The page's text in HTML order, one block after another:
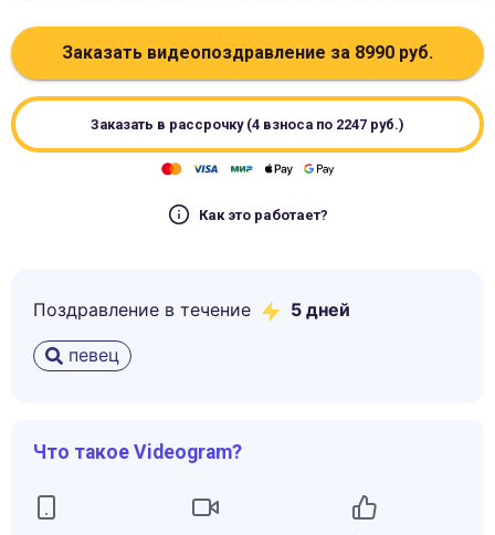
Заказать видеопоздравление за 8990 руб.
Заказать в рассрочку (4 взноса по 2247 руб.)
Как это работает?
Поздравление в течение 5 дней
певец
Что такое Videogram?